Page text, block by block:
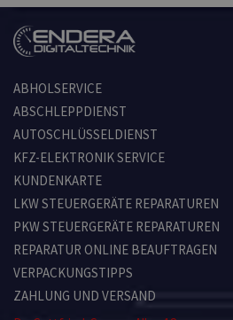
ABHOLSERVICE
ABSCHLEPPDIENST
AUTOSCHLÜSSELDIENST
KFZ-ELEKTRONIK SERVICE
KUNDENKARTE
LKW STEUERGERÄTE REPARATUREN
PKW STEUERGERÄTE REPARATUREN
REPARATUR ONLINE BEAUFTRAGEN
VERPACKUNGSTIPPS
ZAHLUNG UND VERSAND